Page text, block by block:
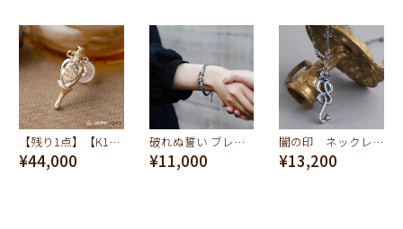
【残り1点】【K10】フェリックス・フェリシス ピアス【ハリーポッターコラボ】
¥44,000
破れぬ誓い ブレスレット【ハリーポッターコラボ】
¥11,000
闇の印 ネックレス【ハリーポッターコラボ】
¥13,200